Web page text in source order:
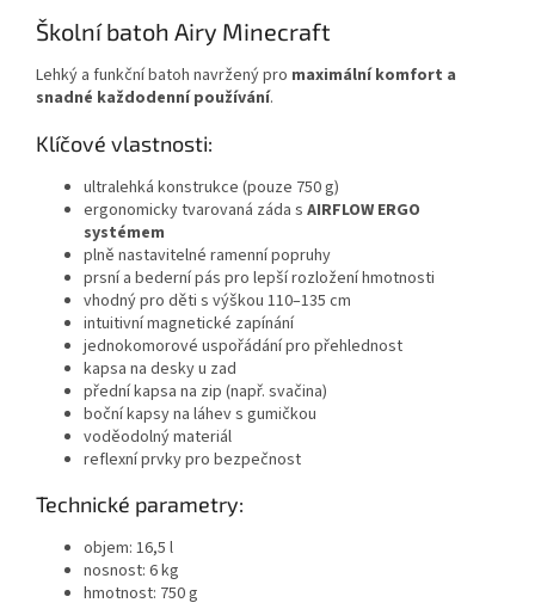
Školní batoh Airy Minecraft
Lehký a funkční batoh navržený pro maximální komfort a
snadné každodenní používání.
Klíčové vlastnosti:
ultralehká konstrukce (pouze 750 g)
ergonomicky tvarovaná záda s AIRFLOW ERGO
systémem
plně nastavitelné ramenní popruhy
prsní a bederní pás pro lepší rozložení hmotnosti
vhodný pro děti s výškou 110–135 cm
intuitivní magnetické zapínání
jednokomorové uspořádání pro přehlednost
kapsa na desky u zad
přední kapsa na zip (např. svačina)
boční kapsy na láhev s gumičkou
voděodolný materiál
reflexní prvky pro bezpečnost
Technické parametry:
objem: 16,5 l
nosnost: 6 kg
hmotnost: 750 g